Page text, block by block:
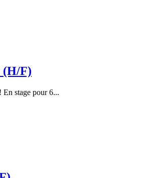
(H/F)
En stage pour 6...